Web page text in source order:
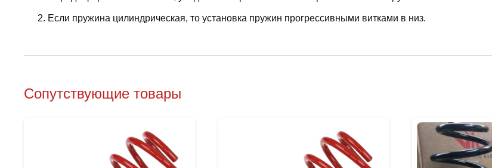
Если пружина цилиндрическая, то установка пружин прогрессивными витками в низ.
Сопутствующие товары